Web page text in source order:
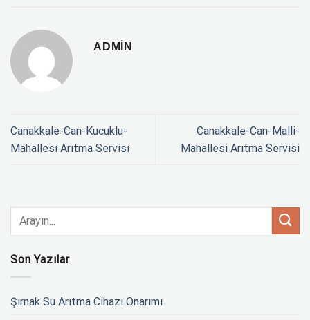
ADMIN
Canakkale-Can-Kucuklu-
Mahallesi Arıtma Servisi
Canakkale-Can-Malli-
Mahallesi Arıtma Servisi
Son Yazılar
Şırnak Su Arıtma Cihazı Onarımı